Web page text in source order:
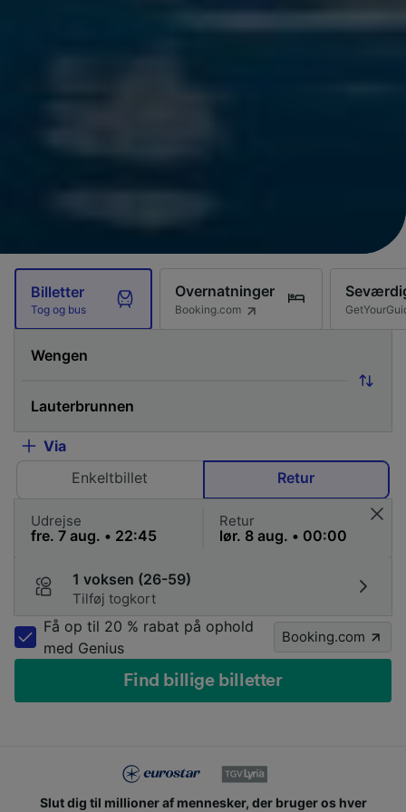
Billetter
Tog og bus
Overnatninger
Booking.com
Via
Enkeltbillet
Retur
Udrejse Retur
1 voksen (26-59)
Tilføj togkort
Få op til 20 % rabat på ophold
med Genius
Booking.com
Find billige billetter
Slut dig til millioner af mennesker, der bruger os hver